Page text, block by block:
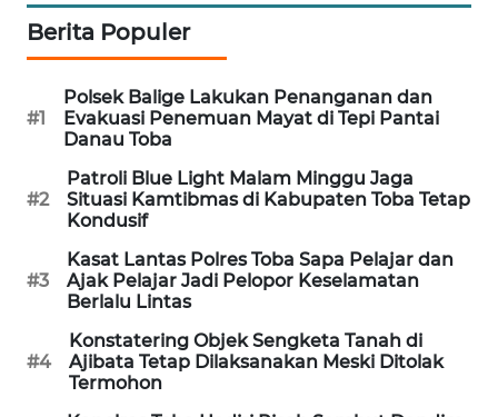
Berita Populer
#1
Polsek Balige Lakukan Penanganan dan
Evakuasi Penemuan Mayat di Tepi Pantai
Danau Toba
#2
Patroli Blue Light Malam Minggu Jaga
Situasi Kamtibmas di Kabupaten Toba Tetap
Kondusif
#3
Kasat Lantas Polres Toba Sapa Pelajar dan
Ajak Pelajar Jadi Pelopor Keselamatan
Berlalu Lintas
#4
Konstatering Objek Sengketa Tanah di
Ajibata Tetap Dilaksanakan Meski Ditolak
Termohon
WN
KUNINGAN
WN
MAJALENGKA
WN
SUBANG
WN
SUKABUMI
WN
PURWAKARTA